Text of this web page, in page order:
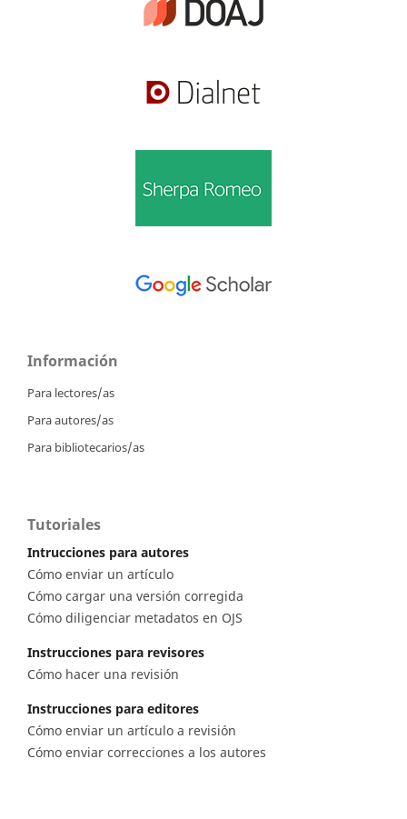
Información
Para lectores/as
Para autores/as
Para bibliotecarios/as
Tutoriales
Intrucciones para autores
Cómo enviar un artículo
Cómo cargar una versión corregida
Cómo diligenciar metadatos en OJS
Instrucciones para revisores
Cómo hacer una revisión
Instrucciones para editores
Cómo enviar un artículo a revisión
Cómo enviar correcciones a los autores